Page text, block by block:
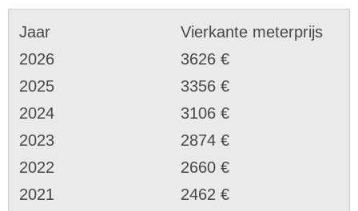
Jaar
Vierkante meterprijs
2026
3626 €
2025
3356 €
2024
3106 €
2023
2874 €
2022
2660 €
2021
2462 €